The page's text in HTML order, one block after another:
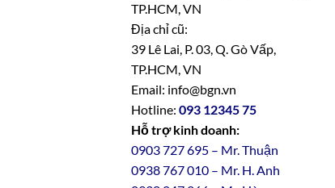
TP.HCM, VN
Địa chỉ cũ:
39 Lê Lai, P. 03, Q. Gò Vấp,
TP.HCM, VN
Email: info@bgn.vn
Hotline: 093 12345 75
Hỗ trợ kinh doanh:
0903 727 695 – Mr. Thuận
0938 767 010 – Mr. H. Anh